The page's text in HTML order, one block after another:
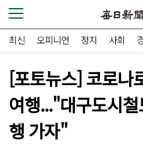
최신 오피니언 정치 사회
[포토뉴스] 코로나
여행..."대구도시
행 가자"